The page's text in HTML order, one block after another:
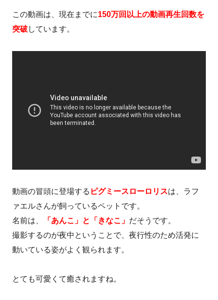
この動画は、現在までに150万回以上の動画再生回数を
突破しています。
動画の冒頭に登場する ピグミースローロリスは、ラフ
ァエルさんが飼っているペットです。
名前は、
「あんこ」と「きなこ」 だそうです。
撮影するのが夜中ということで、夜行性のため活発に
動いている姿がよく観られます。
とても可愛くて癒されますね。